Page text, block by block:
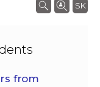
SK
from